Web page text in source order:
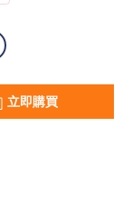
立即購買